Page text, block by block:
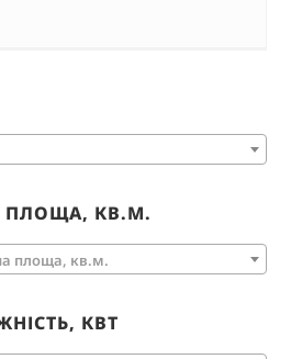
КВ.М.
площа, кв.м.
КВТ